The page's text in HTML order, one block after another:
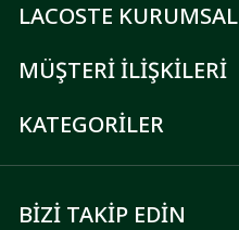
LACOSTE KURUMSAL
MÜŞTERİ İLİŞKİLERİ
KATEGORİLER
BİZİ TAKİP EDİN